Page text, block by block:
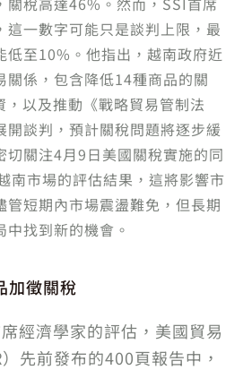
這一數字可能只是談判上限，最
低至10%。他指出，越南政府近
關係，包含降低14種商品的關
以及推動《戰略貿易管制法
開談判，預計關稅問題將逐步緩
切關注4月9日美國關稅實施的同
南市場的評估結果，這將影響市
管短期內市場震盪難免，但長期
找到新的機會。
加徵關稅
經濟學家的評估，美國貿易
先前發布的400頁報告中，